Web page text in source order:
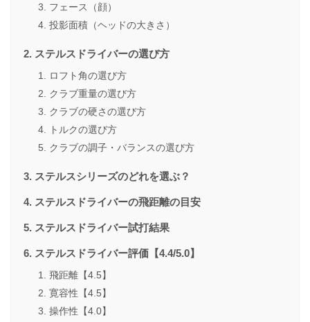
フェース（顔）
投影面積（ヘッドの大きさ）
ステルスドライバーの選び方
ロフト角の選び方
クラブ重量の選び方
クラブの硬さの選び方
トルクの選び方
クラブの調子・バランスの選び方
ステルスシリーズのどれを選ぶ？
ステルスドライバーの飛距離の目安
ステルスドライバー試打結果
ステルスドライバー評価【4.4/5.0】
飛距離【4.5】
寛容性【4.5】
操作性【4.0】